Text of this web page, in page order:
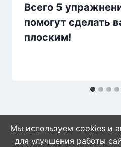
Всего 5
помогут сделать
плоским!
Мы используем cookies и
для улучшения работы